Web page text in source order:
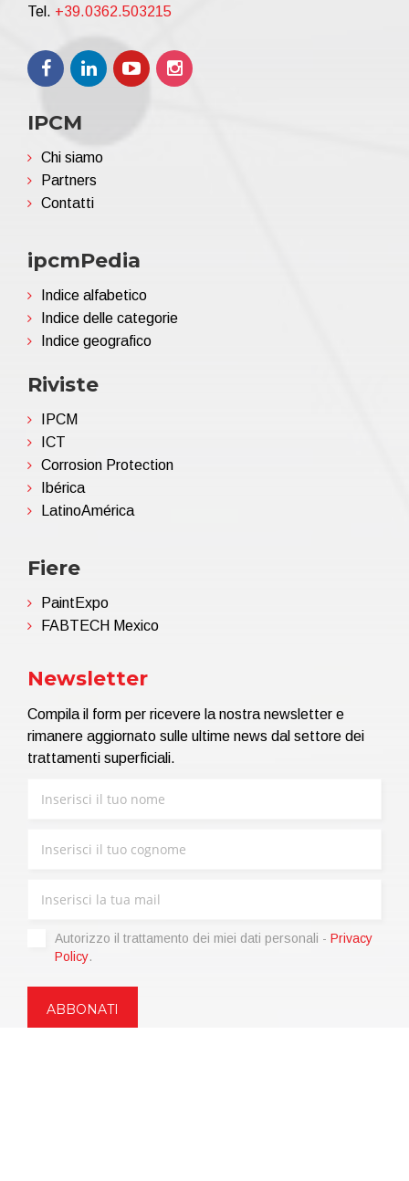
Tel. +39.0362.503215
IPCM
Chi siamo
Partners
Contatti
ipcmPedia
Indice alfabetico
Indice delle categorie
Indice geografico
Riviste
IPCM
ICT
Corrosion Protection
Ibérica
LatinoAmérica
Fiere
PaintExpo
FABTECH Mexico
Newsletter
Compila il form per ricevere la nostra newsletter e
rimanere aggiornato sulle ultime news dal settore dei
trattamenti superficiali.
Autorizzo il trattamento dei miei dati personali - Privacy
Policy.